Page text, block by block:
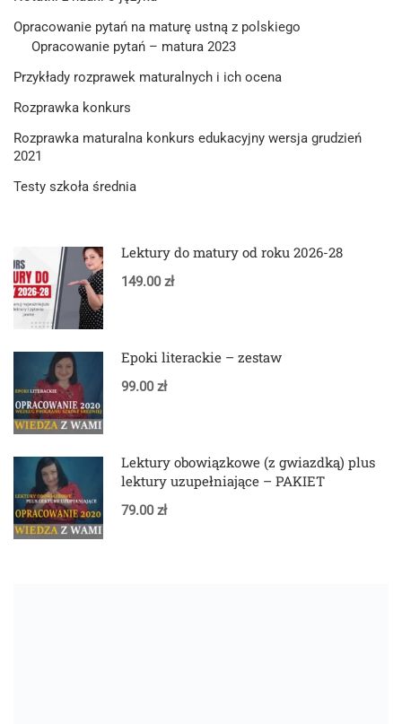
Opracowanie pytań na maturę ustną z polskiego
Opracowanie pytań – matura 2023
Przykłady rozprawek maturalnych i ich ocena
Rozprawka konkurs
Rozprawka maturalna konkurs edukacyjny wersja grudzień
2021
Testy szkoła średnia
Lektury do matury od roku 2026-28
149.00 zł
Epoki literackie – zestaw
99.00 zł
Lektury obowiązkowe (z gwiazdką) plus
lektury uzupełniające – PAKIET
79.00 zł